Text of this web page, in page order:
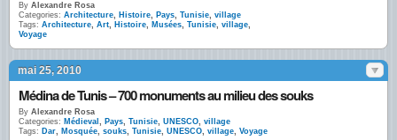
By Alexandre Rosa
Categories: Architecture, Histoire, Pays, Tunisie, village
Tags: Architecture, Art, Histoire, Musées, Tunisie, village,
Voyage
mai 25, 2010
Médina de Tunis – 700 monuments au milieu des souks
By Alexandre Rosa
Categories: Médieval , Pays, Tunisie, UNESCO, village
Tags: Dar, Mosquée, souks, Tunisie, UNESCO, village, Voyage